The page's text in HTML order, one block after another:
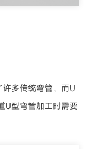
多传统弯管，而U
U型弯管加工时需要